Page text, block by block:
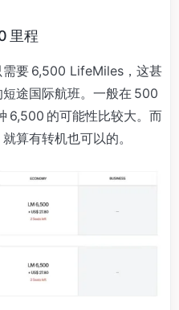
里程
要 6,500 LifeMiles，这甚
途国际航班。一般在 500
6,500 的可能性比较大。而
算有转机也可以的。